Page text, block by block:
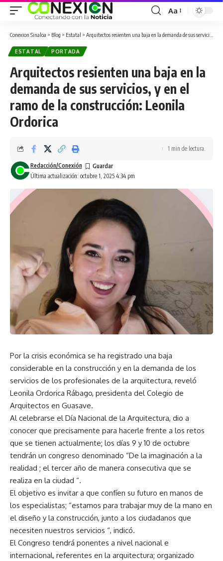
Aa
Conexion Sinaloa > Blog > Estatal > Arquitectos resienten una baja en la demanda de sus servicios, y en el ramo de la construcción: Leonila Ordorica
ESTATAL PORTADA
Arquitectos resienten una baja en la
demanda de sus servicios, y en el
ramo de la construcción: Leonila
Ordorica
Última actualización: octubre 1, 2025 4:34 pm
Redacción/Conexión
1 min de lectura.
Por la crisis económica se ha registrado una baja
considerable en la construcción y en la demanda de los
servicios de los profesionales de la arquitectura, reveló
Leonila Ordorica Rábago, presidenta del Colegio de
Arquitectos en Guasave.
Al celebrarse el Día Nacional de la Arquitectura, dio a
conocer que precisamente para hacerle frente a los retos
que se tienen actualmente; los días 9 y 10 de octubre
tendrán un congreso denominado “De la imaginación a la
realidad ; el tercer año de manera consecutiva que se
realiza en la ciudad “.
El objetivo es invitar a que confíen su futuro en manos de
los especialistas; “estamos para trabajar muy de la mano en
el diseño y la construcción, junto a los ciudadanos que
necesiten nuestros servicios “, indicó.
El Congreso tendrá ponentes a nivel nacional e
internacional, referentes en la arquitectura; organizado